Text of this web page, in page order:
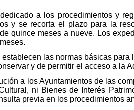
a los procedimientos y
y se recorta el plazo para la
quince meses a nueve. Los
establecen las normas básicas
y de permitir el acceso a la
a los Ayuntamientos de las
ni Bienes de Interés
previa en los procedimientos